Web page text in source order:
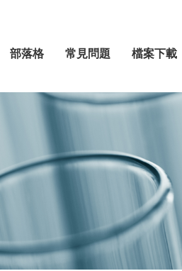
部落格 常見問題 檔案下載